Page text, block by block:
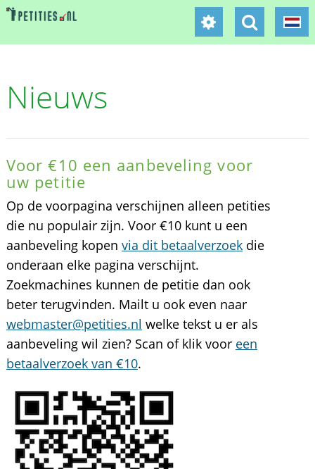
Nieuws
Voor €10 een aanbeveling voor
uw petitie
Op de voorpagina verschijnen alleen petities
die nu populair zijn. Voor €10 kunt u een
aanbeveling kopen via dit betaalverzoekdie
onderaan elke pagina verschijnt.
Zoekmachines kunnen de petitie dan ook
beter terugvinden. Mailt u ook even naar
webmaster@petities.nl welke tekst u er als
aanbeveling wil zien? Scan of klik voor een
betaalverzoek van €10.